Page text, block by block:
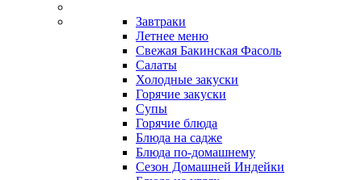
Завтраки
Летнее меню
Свежая Бакинская Фасоль
Салаты
Холодные закуски
Горячие закуски
Супы
Горячие блюда
Блюда на садже
Блюда по-домашнему
Сезон Домашней Индейки